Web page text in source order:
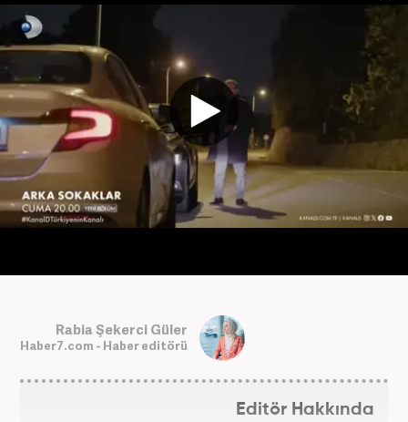
Rabia Şekerci Güler
Haber7.com - Haber editörü
Editör Hakkında